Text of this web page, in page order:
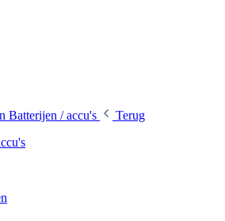
Batterijen / accu's
Terug